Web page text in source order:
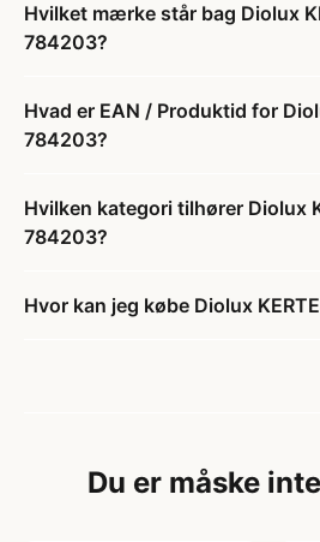
Hvilket mærke står bag Diolux
784203?
Hvad er EAN / Produktid for
784203?
Hvilken kategori tilhører Diolux
784203?
Hvor kan jeg købe Diolux
Du er måske